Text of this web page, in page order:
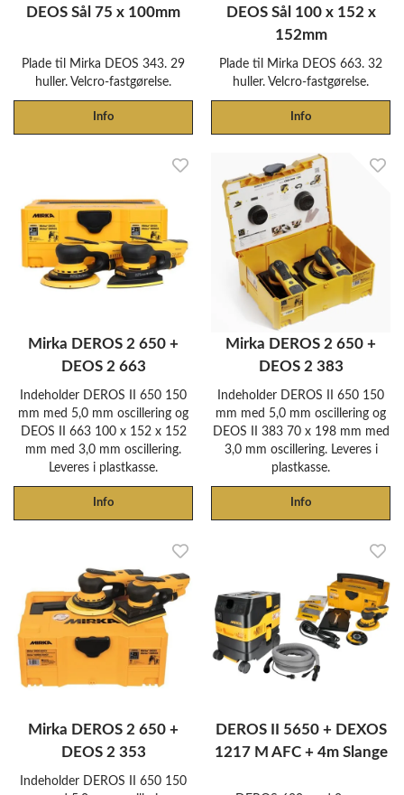
DEOS Sål 75 x 100mm
Plade til Mirka DEOS 343. 29
huller. Velcro-fastgørelse.
Info
DEOS Sål 100 x 152 x
152mm
Plade til Mirka DEOS 663. 32
huller. Velcro-fastgørelse.
Info
Mirka DEROS 2 650 +
DEOS 2 663
Indeholder DEROS II 650 150
mm med 5,0 mm oscillering og
DEOS II 663 100 x 152 x 152
mm med 3,0 mm oscillering.
Leveres i plastkasse.
Info
Mirka DEROS 2 650 +
DEOS 2 383
Indeholder DEROS II 650 150
mm med 5,0 mm oscillering og
DEOS II 383 70 x 198 mm med
3,0 mm oscillering. Leveres i
plastkasse.
Info
Mirka DEROS 2 650 +
DEOS 2 353
Indeholder DEROS II 650 150
DEROS II 5650 + DEXOS
1217 M AFC + 4m Slange